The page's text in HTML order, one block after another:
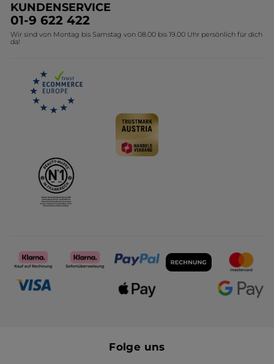
Geschenkideen Yves Rocher
Kollektion Monoi Yves Rocher
Umweltstiftung YR
Affiliate Programm
KUNDENSERVICE
01-9 622 422
Wir sind von Montag bis Samstag von 08.00 bis 19.00 Uhr persönlich für dich
da!
Folge uns